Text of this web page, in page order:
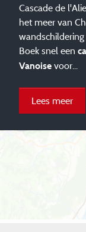
Cascade de
het meer van
Boek snel een
Vanoise voor...
Lees meer